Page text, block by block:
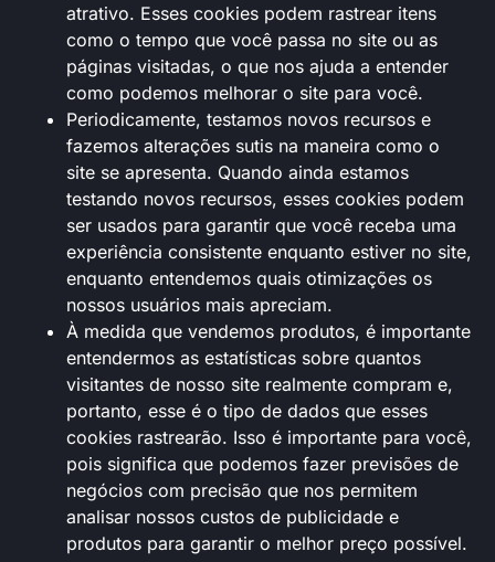
atrativo. Esses cookies podem rastrear itens
como o tempo que você passa no site ou as
páginas visitadas, o que nos ajuda a entender
como podemos melhorar o site para você.
Periodicamente, testamos novos recursos e
fazemos alterações sutis na maneira como o
site se apresenta. Quando ainda estamos
testando novos recursos, esses cookies podem
ser usados ​​para garantir que você receba uma
experiência consistente enquanto estiver no site,
enquanto entendemos quais otimizações os
nossos usuários mais apreciam.
À medida que vendemos produtos, é importante
entendermos as estatísticas sobre quantos
visitantes de nosso site realmente compram e,
portanto, esse é o tipo de dados que esses
cookies rastrearão. Isso é importante para você,
pois significa que podemos fazer previsões de
negócios com precisão que nos permitem
analisar nossos custos de publicidade e
produtos para garantir o melhor preço possível.